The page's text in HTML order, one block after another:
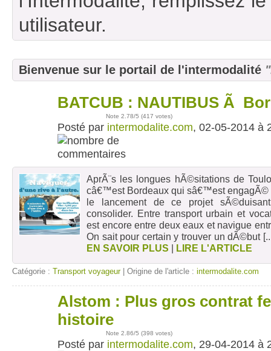
utilisateur.
Bienvenue sur le portail de l'intermodalité
BATCUB : NAUTIBUS Ã
Note 2.78/5 (417 votes)
Posté par intermodalite.com, 02-05-2014 à
AprÃ¨s les longues hÃ©sitations de
câ€™est Bordeaux qui sâ€™est engagÃ©
le lancement de ce projet
consolider. Entre transport urbain et
est encore entre deux eaux et navigue
On sait pour certain y trouver un dÃ©but
EN SAVOIR PLUS | LIRE L'ARTICLE
Catégorie : Transport voyageur| Origine de l'article : intermodalite.com
Alstom : Plus gros contrat
histoire
Note 2.86/5 (398 votes)
Posté par intermodalite.com, 29-04-2014 à